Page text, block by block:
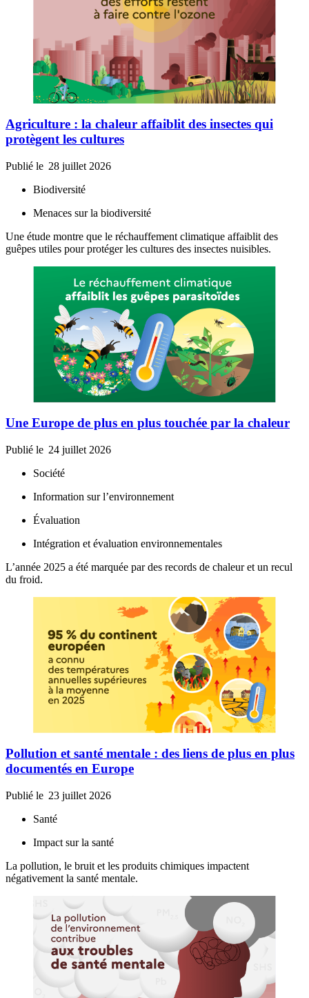
Agriculture : la chaleur affaiblit des insectes qui
protègent les cultures
Publié le 28 juillet 2026
Biodiversité
Menaces sur la biodiversité
Une étude montre que le réchauffement climatique affaiblit des
guêpes utiles pour protéger les cultures des insectes nuisibles.
Une Europe de plus en plus touchée par la chaleur
Publié le 24 juillet 2026
Société
Information sur l’environnement
Évaluation
Intégration et évaluation environnementales
L’année 2025 a été marquée par des records de chaleur et un recul
du froid.
Pollution et santé mentale : des liens de plus en plus
documentés en Europe
Publié le 23 juillet 2026
Santé
Impact sur la santé
La pollution, le bruit et les produits chimiques impactent
négativement la santé mentale.